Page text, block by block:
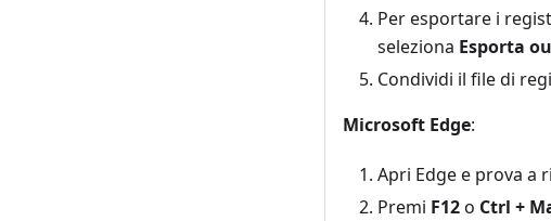
Per esportare i
seleziona Esporta
Condividi il file di
Microsoft Edge:
Apri Edge e prova a
Premi F12o Ctrl +